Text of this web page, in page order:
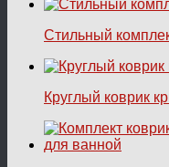
Стильный
Круглый коврик